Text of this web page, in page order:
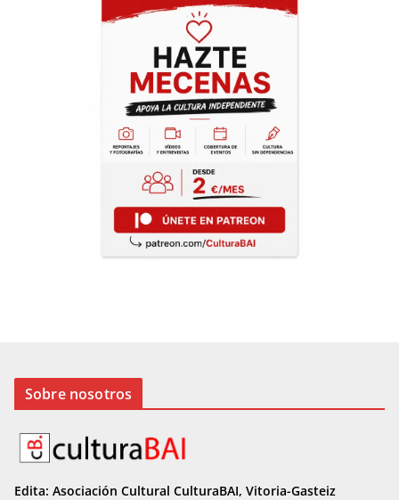
Sobre nosotros
Edita: Asociación Cultural CulturaBAI, Vitoria-Gasteiz